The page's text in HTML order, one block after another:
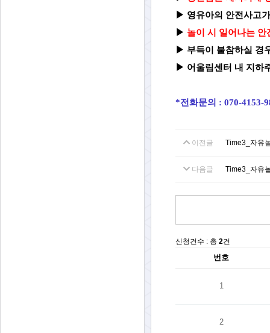
▶ 영유아의 안전사고
▶ 놀이 시 일어나는
▶ 부득이 불참하실 경
▶ 어울림센터 내 지하
*전화문의 : 070-4153-
이전글 Time3_자유
다음글 Time3_자유
신청건수 : 총 2건
번호
1
2